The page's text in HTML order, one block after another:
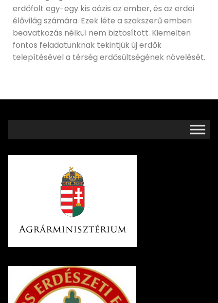
erdőfolt egy-egy kis oázis az ember, és az erdei
élővilág számára. Ezek léte a szakszerű emberi
beavatkozás nélkül nem biztosított. Kiemelten
fontos feladatunknak tekintjük új erdők
telepítésével a térség erdősültségének növelését.